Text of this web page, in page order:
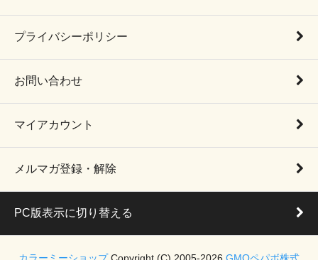
プライバシーポリシー
お問い合わせ
マイアカウント
メルマガ登録・解除
PC版表示に切り替える